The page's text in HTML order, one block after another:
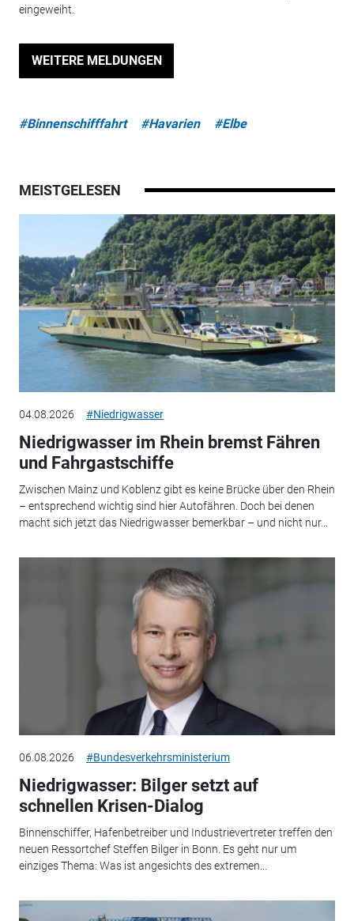
eingeweiht.
WEITERE MELDUNGEN
#Binnenschifffahrt #Havarien #Elbe
MEISTGELESEN
04.08.2026 #Niedrigwasser
Niedrigwasser im Rhein bremst Fähren
und Fahrgastschiffe
Zwischen Mainz und Koblenz gibt es keine Brücke über den Rhein
– entsprechend wichtig sind hier Autofähren. Doch bei denen
macht sich jetzt das Niedrigwasser bemerkbar – und nicht nur...
06.08.2026 #Bundesverkehrsministerium
Niedrigwasser: Bilger setzt auf
schnellen Krisen-Dialog
Binnenschiffer, Hafenbetreiber und Industrievertreter treffen den
neuen Ressortchef Steffen Bilger in Bonn. Es geht nur um
einziges Thema: Was ist angesichts des extremen...